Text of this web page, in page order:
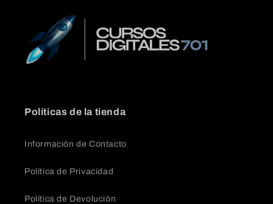
Políticas de la tienda
Información de Contacto
Política de Privacidad
Política de Devolución